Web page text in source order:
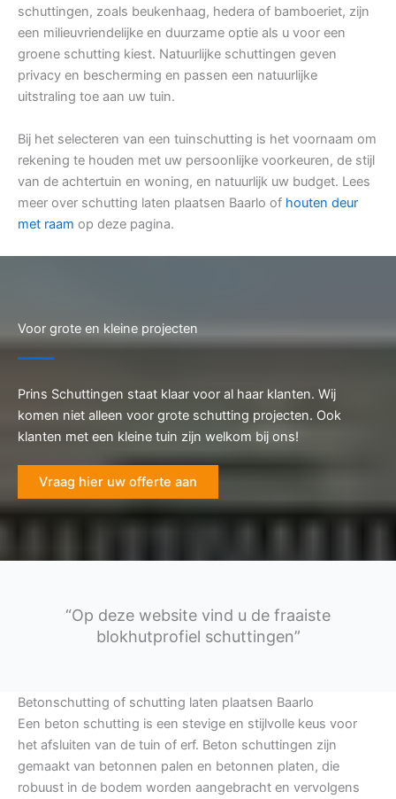
schuttingen, zoals beukenhaag, hedera of bamboeriet, zijn
een milieuvriendelijke en duurzame optie als u voor een
groene schutting kiest. Natuurlijke schuttingen geven
privacy en bescherming en passen een natuurlijke
uitstraling toe aan uw tuin.
Bij het selecteren van een tuinschutting is het voornaam om
rekening te houden met uw persoonlijke voorkeuren, de stijl
van de achtertuin en woning, en natuurlijk uw budget. Lees
meer over schutting laten plaatsen Baarlo of houten deur
met raam op deze pagina.
Voor grote en kleine projecten
Prins Schuttingen staat klaar voor al haar klanten. Wij
komen niet alleen voor grote schutting projecten. Ook
klanten met een kleine tuin zijn welkom bij ons!
Vraag hier uw offerte aan
“Op deze website vind u de fraaiste
blokhutprofiel schuttingen”
Betonschutting of schutting laten plaatsen Baarlo
Een beton schutting is een stevige en stijlvolle keus voor
het afsluiten van de tuin of erf. Beton schuttingen zijn
gemaakt van betonnen palen en betonnen platen, die
robuust in de bodem worden aangebracht en vervolgens